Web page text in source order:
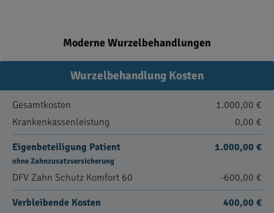
Moderne Wurzelbehandlungen
Wurzelbehandlung Kosten
Gesamtkosten
1.000,00 €
Krankenkassenleistung
0,00 €
Eigenbeteiligung Patient
ohne Zahnzusatzversicherung
1.000,00 €
DFV Zahn Schutz Komfort 60 -600,00 €
Verbleibende Kosten 400,00 €